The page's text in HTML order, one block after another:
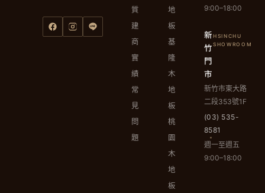
質
建
商
實
績
常
見
問
題
地
板
基
隆
木
地
板
桃
園
木
地
板
9:00–18:00
新
竹
門
市
HSINCHU
SHOWROOM
新竹市東大路
二段353號1F
(03) 535-
8581
週一至週五
9:00–18:00